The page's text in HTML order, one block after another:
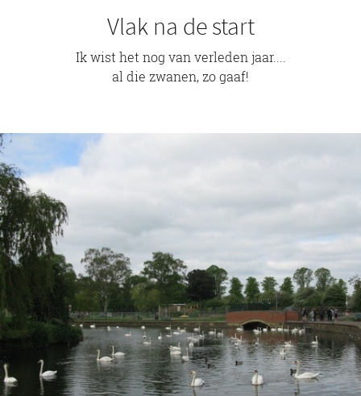
Vlak na de start
Ik wist het nog van verleden jaar....
al die zwanen, zo gaaf!